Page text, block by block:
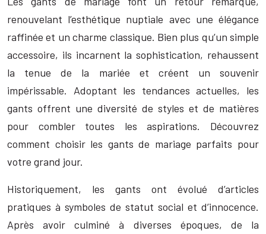
renouvelant l’esthétique nuptiale avec une élégance
raffinée et un charme classique. Bien plus qu’un simple
accessoire, ils incarnent la sophistication, rehaussent
la tenue de la mariée et créent un souvenir
impérissable. Adoptant les tendances actuelles, les
gants offrent une diversité de styles et de matières
pour combler toutes les aspirations. Découvrez
comment choisir les gants de mariage parfaits pour
votre grand jour.
Historiquement, les gants ont évolué d’articles
pratiques à symboles de statut social et d’innocence.
Après avoir culminé à diverses époques, de la